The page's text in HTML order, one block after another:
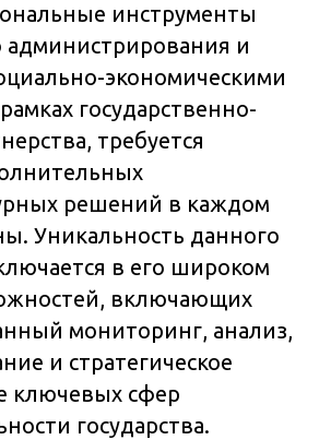
инструменты
администрирования и
экономическими
государственно-
требуется
решений в каждом
Уникальность данного
в его широком
включающих
мониторинг, анализ,
и стратегическое
ключевых сфер
государства.